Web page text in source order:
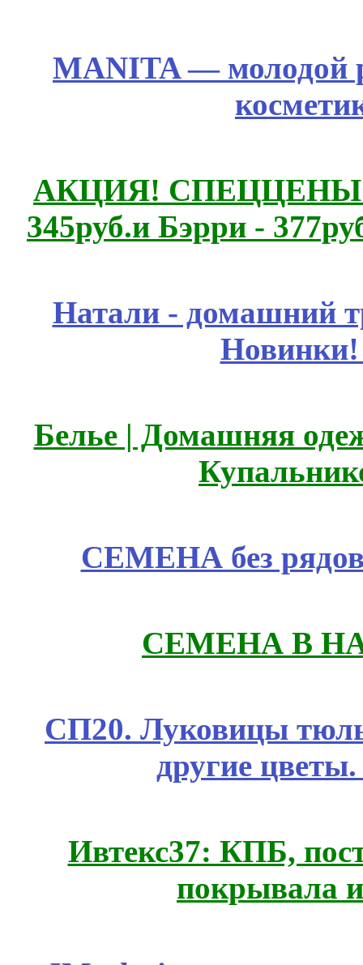
MANITA — молодой
АКЦИЯ! СПЕЦЦЕНЫ
345руб.и Бэрри -
Натали - домашний
Белье | Домашняя
СЕМЕНА без
СЕМЕНА В
СП20. Луковицы
другие
Ивтекс37: КПБ,
покрывала